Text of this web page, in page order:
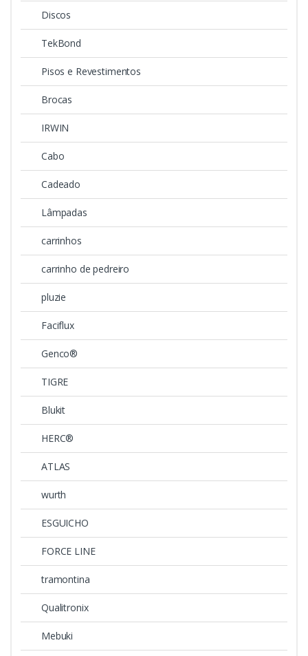
Discos
TekBond
Pisos e Revestimentos
Brocas
IRWIN
Cabo
Cadeado
Lâmpadas
carrinhos
carrinho de pedreiro
pluzie
Faciflux
Genco®
TIGRE
Blukit
HERC®
ATLAS
wurth
ESGUICHO
FORCE LINE
tramontina
Qualitronix
Mebuki